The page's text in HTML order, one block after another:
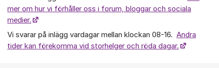
mer om hur vi förhåller oss i forum, bloggar och sociala
medier.
Vi svarar på inlägg vardagar mellan klockan 08-16. Andra
tider kan förekomma vid storhelger och röda dagar.